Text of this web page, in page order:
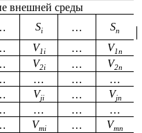
внешней среды
Si … Sn
V1i … V1n
V2i … V2n
… …
…
Vji … Vjn
… …
…
Vmi … Vmn